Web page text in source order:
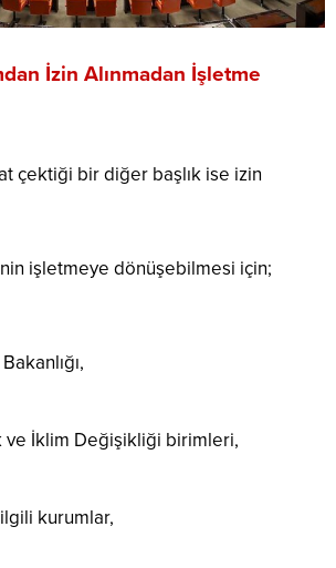
İzin Alınmadan İşletme
çektiği bir diğer başlık ise izin
işletmeye dönüşebilmesi için;
ve İklim Değişikliği birimleri,
kurumlar,